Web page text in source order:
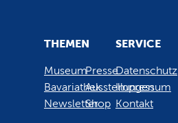
THEMEN
Museum
Bavariathek
Newsletter
Presse
Ausstellungen
Shop
SERVICE
Datenschutz
Impressum
Kontakt